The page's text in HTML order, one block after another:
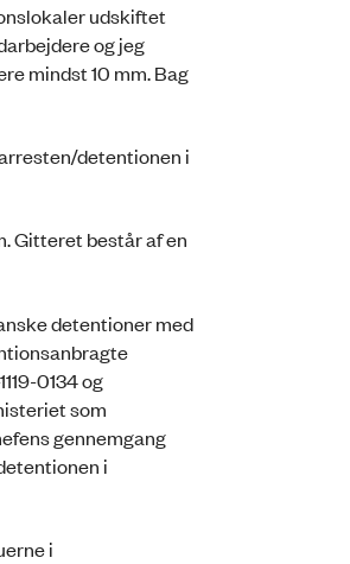
udskiftet
og jeg
mindst 10 mm. Bag
detentionen i
Gitteret består af en
detentioner med
0134 og
som
gennemgang
i
i